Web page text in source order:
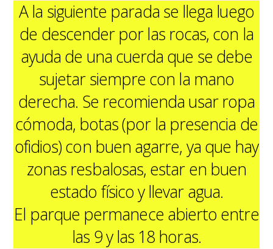
A la siguiente parada se llega luego
de descender por las rocas, con la
ayuda de una cuerda que se debe
sujetar siempre con la mano
derecha. Se recomienda usar ropa
cómoda, botas (por la presencia de
ofidios) con buen agarre, ya que hay
zonas resbalosas, estar en buen
estado físico y llevar agua.
El parque permanece abierto entre
las 9 y las 18 horas.